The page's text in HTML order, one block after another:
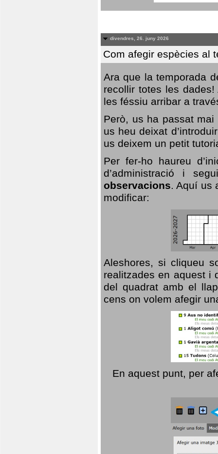
divendres, 26. juny 2026
Com afegir espècies al
Ara que la temporada
recollir totes les
les féssiu arribar a
Però, us ha passat
us heu deixat
us deixem un petit
Per fer-ho haureu
d’administració i
observacions. Aquí us
modificar:
Aleshores, si cliqueu
realitzades en aquest i
del quadrat amb el
cens on volem afegir
En aquest punt, per